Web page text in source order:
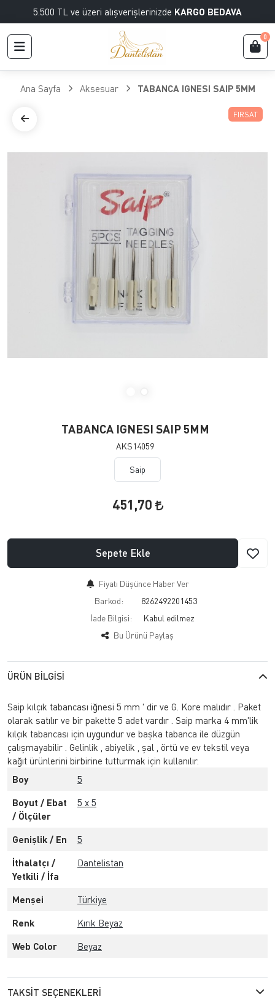
5.500 TL ve üzeri alışverişlerinizde KARGO BEDAVA
0
Ana Sayfa Aksesuar TABANCA IGNESI SAIP 5MM
FIRSAT
TABANCA IGNESI SAIP 5MM
AKS14059
Saip
451,70
Sepete Ekle
Fiyatı Düşünce Haber Ver
Barkod:
8262492201453
İade Bilgisi:
Bu Ürünü Paylaş
ÜRÜN BILGISI
Saip kılçık tabancası iğnesi 5 mm ' dir ve G. Kore malıdır . Paket
olarak satılır ve bir pakette 5 adet vardır . Saip marka 4 mm'lik
kılçık tabancası için uygundur ve başka tabanca ile düzgün
çalışmayabilir . Gelinlik , abiyelik , şal , örtü ve ev tekstil veya
kağıt ürünlerini birbirine tutturmak için kullanılır.
Boy
5
Boyut / Ebat
/ Ölçüler
5 x 5
Genişlik / En 5
İthalatçı /
Yetkili / İfa
Dantelistan
Menşei Türkiye
Renk Kırık Beyaz
Web Color Beyaz
TAKSIT SEÇENEKLERI